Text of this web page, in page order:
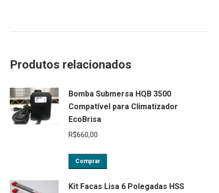
Produtos relacionados
Bomba Submersa HQB 3500
Compatível para Climatizador
EcoBrisa
R$660,00
Comprar
Kit Facas Lisa 6 Polegadas HSS